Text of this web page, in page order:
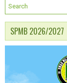
SPMB 2026/2027